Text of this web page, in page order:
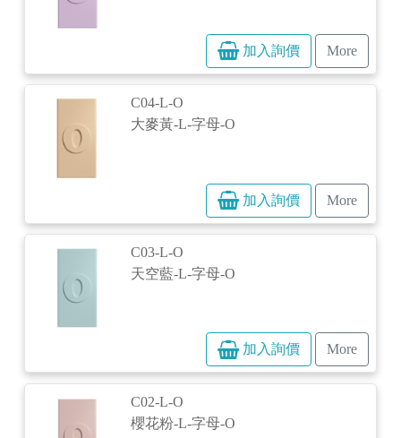
加入詢價 More
C04-L-O
大麥黃-L-字母-O
加入詢價 More
C03-L-O
天空藍-L-字母-O
加入詢價 More
C02-L-O
櫻花粉-L-字母-O